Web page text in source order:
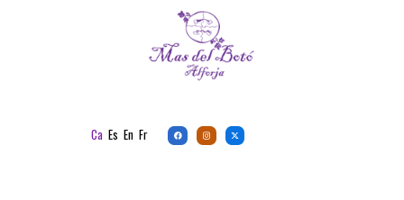
Ca Es En Fr